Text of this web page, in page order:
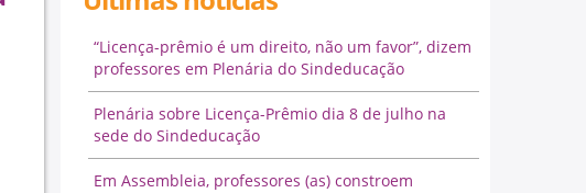
“Licença-prêmio é um direito, não um favor”, dizem
professores em Plenária do Sindeducação
Plenária sobre Licença-Prêmio dia 8 de julho na
sede do Sindeducação
Em Assembleia, professores (as) constroem